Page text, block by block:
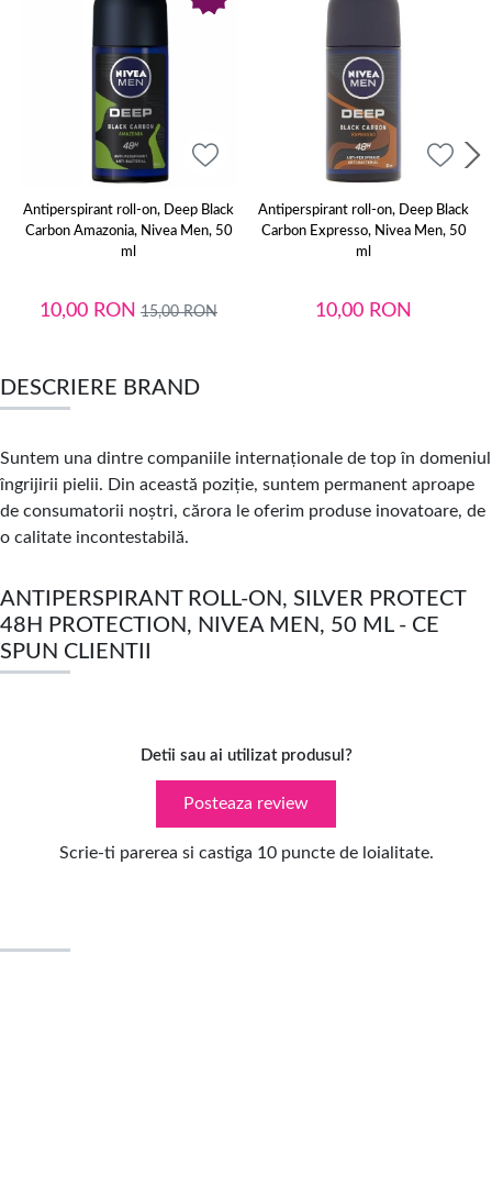
Antiperspirant roll-on, Deep Black
Carbon Amazonia, Nivea Men, 50
ml
10,00 RON 15,00RON
Antiperspirant roll-on, Deep Black
Carbon Expresso, Nivea Men, 50
ml
10,00 RON
DESCRIERE BRAND
Suntem una dintre companiile internaționale de top în domeniul
îngrijirii pielii. Din această poziție, suntem permanent aproape
de consumatorii noștri, cărora le oferim produse inovatoare, de
o calitate incontestabilă.
ANTIPERSPIRANT ROLL-ON, SILVER PROTECT
48H PROTECTION, NIVEA MEN, 50 ML - CE
SPUN CLIENTII
Detii sau ai utilizat produsul?
Posteaza review
Scrie-ti parerea si castiga 10 puncte de loialitate.